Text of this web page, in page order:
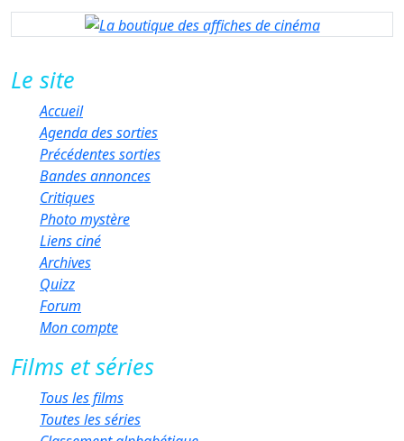
Le site
Accueil
Agenda des sorties
Précédentes sorties
Bandes annonces
Critiques
Photo mystère
Liens ciné
Archives
Quizz
Forum
Mon compte
Films et séries
Tous les films
Toutes les séries